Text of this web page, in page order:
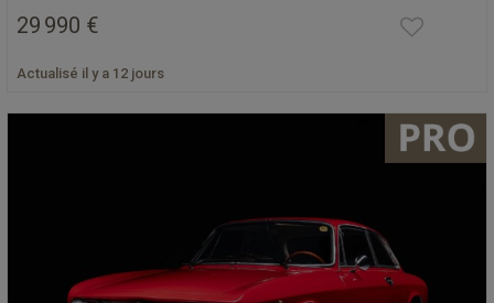
29 990 €
Actualisé il y a 12 jours